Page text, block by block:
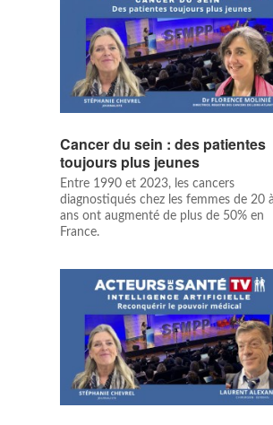
Cancer du sein : des patientes
toujours plus jeunes
Entre 1990 et 2023, les cancers
diagnostiqués chez les femmes de 20
ans ont augmenté de plus de 50% en
France.